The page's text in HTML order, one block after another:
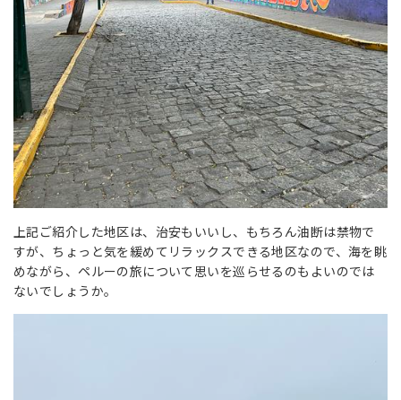
上記ご紹介した地区は、治安もいいし、もちろん油断は禁物で
すが、ちょっと気を緩めてリラックスできる地区なので、海を眺
めながら、ペルーの旅について思いを巡らせるのもよいのでは
ないでしょうか。